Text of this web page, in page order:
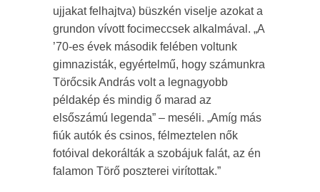
ujjakat felhajtva) büszkén viselje azokat a
grundon vívott focimeccsek alkalmával. „A
’70-es évek második felében voltunk
gimnazisták, egyértelmű, hogy számunkra
Törőcsik András volt a legnagyobb
példakép és mindig ő marad az
elsőszámú legenda” – meséli. „Amíg más
fiúk autók és csinos, félmeztelen nők
fotóival dekorálták a szobájuk falát, az én
falamon Törő poszterei virítottak.”